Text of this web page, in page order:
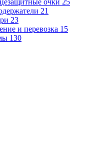
очки 25
21
23
и перевозка 15
130